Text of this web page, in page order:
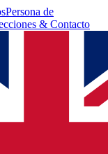
Persona de
& Contacto